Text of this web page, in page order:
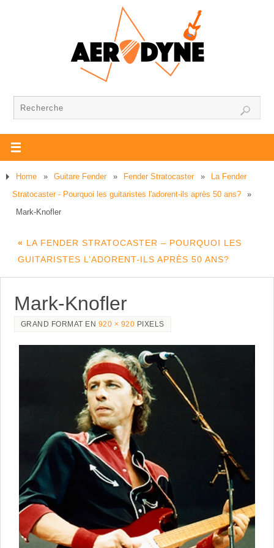
Home » Guitare Fender » Fender Stratocaster »
La Fender
Stratocaster - Pourquoi les guitaristes l'adorent-ils après 50 ans?
»
Mark-Knofler
« LA FENDER STRATOCASTER – POURQUOI LES
GUITARISTES L’ADORENT-ILS APRÈS 50 ANS?
Mark-Knofler
GRAND FORMAT EN 920 × 920 PIXELS